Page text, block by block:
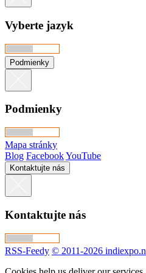
Vyberte jazyk
Podmienky
Podmienky
Mapa stránky
Blog FacebookYouTube
Kontaktujte nás
Kontaktujte nás
RSS-Feedy © 2011-2026